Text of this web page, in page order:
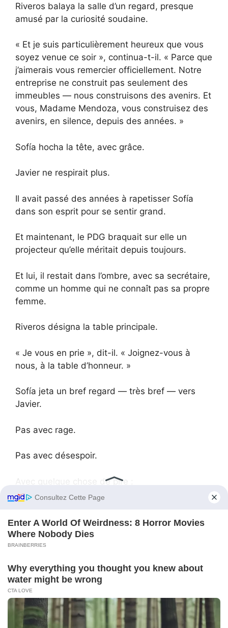
Riveros balaya la salle d’un regard, presque
amusé par la curiosité soudaine.
« Et je suis particulièrement heureux que vous
soyez venue ce soir », continua-t-il. « Parce que
j’aimerais vous remercier officiellement. Notre
entreprise ne construit pas seulement des
immeubles — nous construisons des avenirs. Et
vous, Madame Mendoza, vous construisez des
avenirs, en silence, depuis des années. »
Sofía hocha la tête, avec grâce.
Javier ne respirait plus.
Il avait passé des années à rapetisser Sofía
dans son esprit pour se sentir grand.
Et maintenant, le PDG braquait sur elle un
projecteur qu’elle méritait depuis toujours.
Et lui, il restait dans l’ombre, avec sa secrétaire,
comme un homme qui ne connaît pas sa propre
femme.
Riveros désigna la table principale.
« Je vous en prie », dit-il. « Joignez-vous à
nous, à la table d’honneur. »
Sofía jeta un bref regard — très bref — vers
Javier.
Pas avec rage.
Pas avec désespoir.
Avec quelque chose de pire :
Puis elle se tourna vers Riveros et sourit.
Et toute la salle la regarda s’éloigner tandis que
Javier restait là, comme si sa vie
soigneusement construite se déchirait couture
par couture.